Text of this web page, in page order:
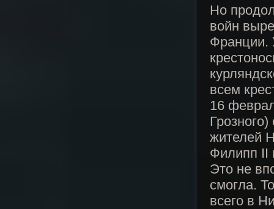
Но
войн
Франции.
всем
16
жителей
Филипп II
Это не
смогла.
всего в